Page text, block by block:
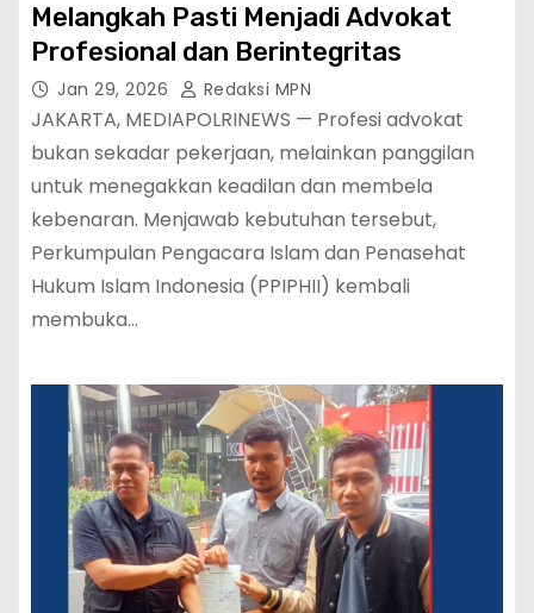
Melangkah Pasti Menjadi Advokat
Profesional dan Berintegritas
Jan 29, 2026 Redaksi MPN
JAKARTA, MEDIAPOLRINEWS — Profesi advokat
bukan sekadar pekerjaan, melainkan panggilan
untuk menegakkan keadilan dan membela
kebenaran. Menjawab kebutuhan tersebut,
Perkumpulan Pengacara Islam dan Penasehat
Hukum Islam Indonesia (PPIPHII) kembali
membuka…